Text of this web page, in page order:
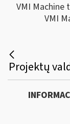
VMI
VMI